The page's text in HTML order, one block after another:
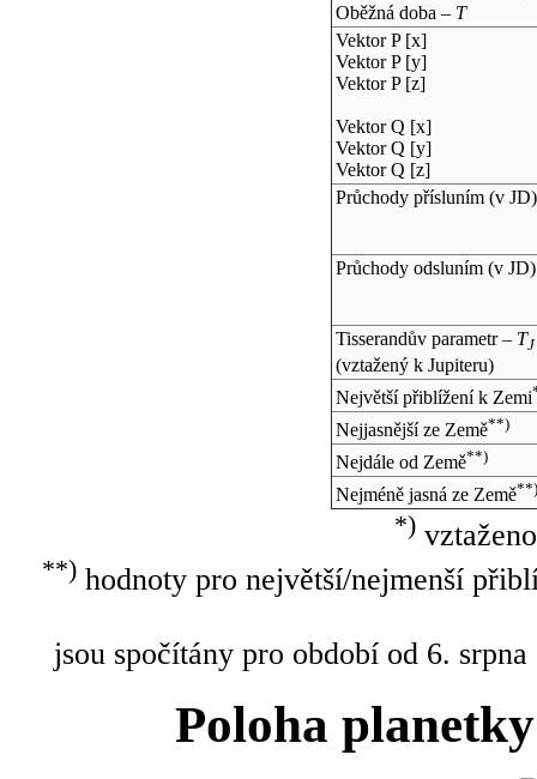
Oběžná doba – T
Vektor P [x]
Vektor P [y]
Vektor P [z]
Vektor Q [x]
Vektor Q [y]
Vektor Q [z]
Průchody přísluním (v JD)
Průchody odsluním (v JD)
Tisserandův parametr – TJ
(vztažený k Jupiteru)
Největší přiblížení k Zemi
Nejjasnější ze Země**)
Nejdále od Země**)
Nejméně jasná ze Země**)
*)
**)hodnoty pro největší/nejmenší
jsou spočítány pro období od 6.
Poloha